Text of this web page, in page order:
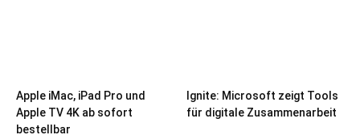
Apple iMac, iPad Pro und
Apple TV 4K ab sofort
bestellbar
Ignite: Microsoft zeigt Tools
für digitale Zusammenarbeit